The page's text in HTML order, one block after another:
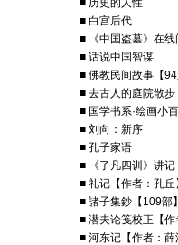
■ 历史的人性
■ 白宫后代
■ 《中国盗墓》在线
■ 话说中国智谋
■ 佛教民间故事【
■ 去古人的庭院散步
■ 国学书系·绘画小
■ 刘向：新序
■ 孔子家语
■ 《了凡四训》讲记
■ 礼记【作者：孔丘
■ 諸子集鈔【109部
■ 潜夫论笺校正【
■ 河东记【作者：薛